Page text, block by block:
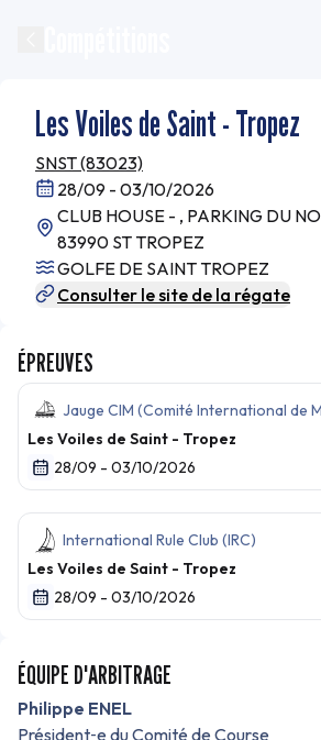
Les Voiles de Saint - Tropez
SNST (83023)
28/09 - 03/10/2026
CLUB HOUSE - , PARKING DU
83990 ST TROPEZ
GOLFE DE SAINT TROPEZ
Consulter le site de la régate
ÉPREUVES
Jauge CIM (Comité International de
(CIM)
Les Voiles de Saint - Tropez
28/09 - 03/10/2026
International Rule Club (IRC)
Les Voiles de Saint - Tropez
28/09 - 03/10/2026
ÉQUIPE D'ARBITRAGE
Philippe ENEL
Président‑e du Comité de Course